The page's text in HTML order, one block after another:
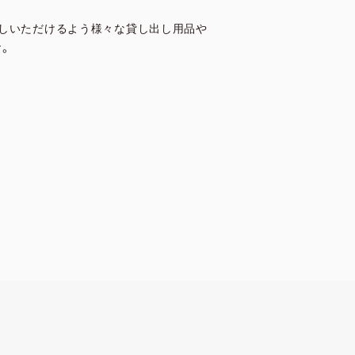
いただけるよう様々な貸し出し用品や